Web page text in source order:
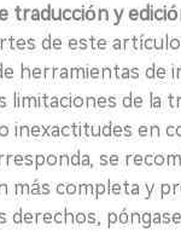
traducción y
de este
herramientas de
limitaciones de la
inexactitudes en
se
más completa y
derechos,